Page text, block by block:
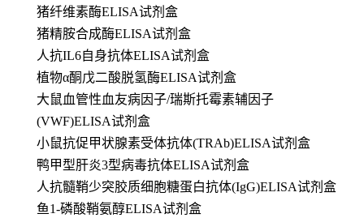
猪纤维素酶ELISA试剂盒
猪精胺合成酶ELISA试剂盒
人抗IL6自身抗体ELISA试剂盒
植物α酮戊二酸脱氢酶ELISA试剂盒
大鼠血管性血友病因子/瑞斯托霉素辅因子
(VWF)ELISA试剂盒
小鼠抗促甲状腺素受体抗体(TRAb)ELISA试剂盒
鸭甲型肝炎3型病毒抗体ELISA试剂盒
人抗髓鞘少突胶质细胞糖蛋白抗体(IgG)ELISA试剂盒
鱼1-磷酸鞘氨醇ELISA试剂盒